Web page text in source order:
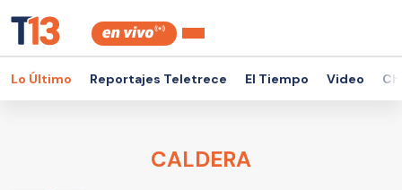
Lo Último Reportajes Teletrece El Tiempo Video
CALDERA